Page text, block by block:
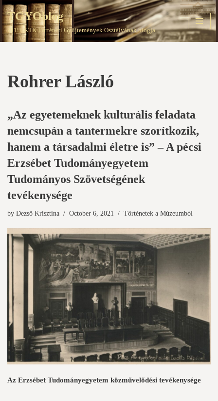
Skip
to
TGYOblog
PTE EKTK Történeti Gyűjtemények Osztályának blogja
Rohrer László
„Az egyetemeknek kulturális feladata
nemcsupán a tantermekre szorítkozik,
hanem a társadalmi életre is” – A pécsi
Erzsébet Tudományegyetem
Tudományos Szövetségének
tevékenysége
by Dezső Krisztina October 6, 2021 Történetek a Múzeumból
Az Erzsébet Tudományegyetem közművelődési tevékenysége